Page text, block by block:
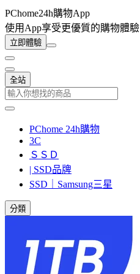
PChome24h購物App
使用App享受更優質的購物體驗
立即體驗
全站
PChome 24h購物
3C
ＳＳＤ
| SSD品牌
SSD｜Samsung三星
分類